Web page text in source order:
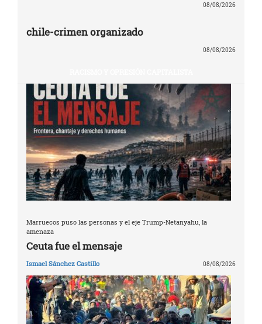
08/08/2026
chile-crimen organizado
08/08/2026
Marruecos puso las personas y el eje Trump-Netanyahu, la
amenaza
Ceuta fue el mensaje
Ismael Sánchez Castillo 08/08/2026